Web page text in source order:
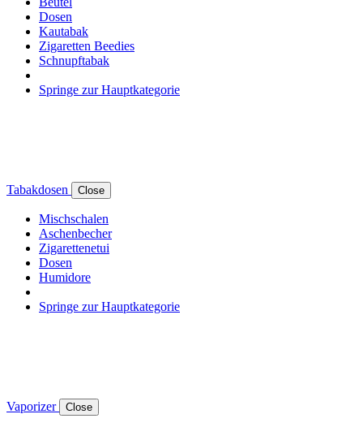
Dosen
Kautabak
Zigaretten Beedies
Schnupftabak
Springe zur Hauptkategorie
Tabakdosen Close
Mischschalen
Aschenbecher
Zigarettenetui
Dosen
Humidore
Springe zur Hauptkategorie
Vaporizer Close